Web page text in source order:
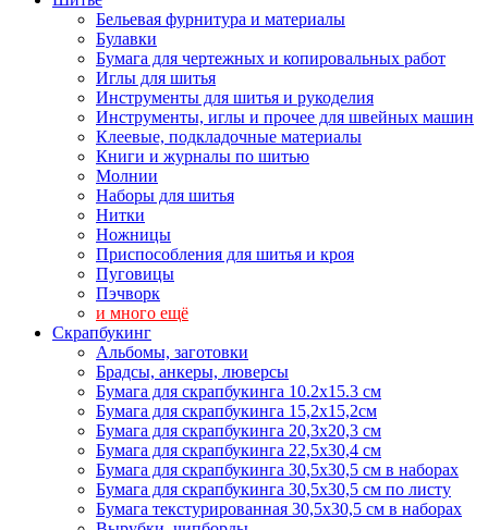
Бельевая фурнитура и материалы
Булавки
Бумага для чертежных и копировальных работ
Иглы для шитья
Инструменты для шитья и рукоделия
Инструменты, иглы и прочее для швейных машин
Клеевые, подкладочные материалы
Книги и журналы по шитью
Молнии
Наборы для шитья
Нитки
Ножницы
Приспособления для шитья и кроя
Пуговицы
Пэчворк
и много ещё
Скрапбукинг
Альбомы, заготовки
Брадсы, анкеры, люверсы
Бумага для скрапбукинга 10.2х15.3 см
Бумага для скрапбукинга 15,2х15,2см
Бумага для скрапбукинга 20,3х20,3 см
Бумага для скрапбукинга 22,5х30,4 см
Бумага для скрапбукинга 30,5х30,5 см в наборах
Бумага для скрапбукинга 30,5х30,5 см по листу
Бумага текстурированная 30,5х30,5 см в наборах